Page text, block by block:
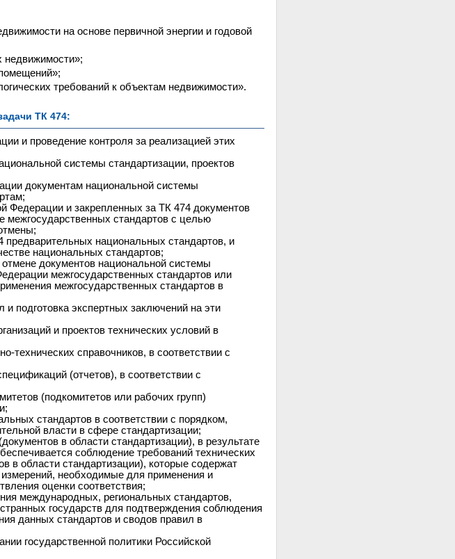
на основе первичной энергии и годовой
недвижимости»;
требований к объектам недвижимости».
ТК 474:
и проведение контроля за реализацией этих
системы стандартизации, проектов
документам национальной системы
Федерации и закрепленных за ТК 474 документов
межгосударственных стандартов с целью
предварительных национальных стандартов, и
национальных стандартов;
документов национальной системы
межгосударственных стандартов или
межгосударственных стандартов в
и подготовка экспертных заключений на эти
и проектов технических условий в
технических справочников, в соответствии с
(отчетов), в соответствии с
(подкомитетов или рабочих групп)
стандартов в соответствии с порядком,
власти в сфере стандартизации;
в области стандартизации), в результате
соблюдение требований технических
в области стандартизации), которые содержат
необходимые для применения и
оценки соответствия;
международных, региональных стандартов,
государств для подтверждения соблюдения
данных стандартов и сводов правил в
государственной политики Российской